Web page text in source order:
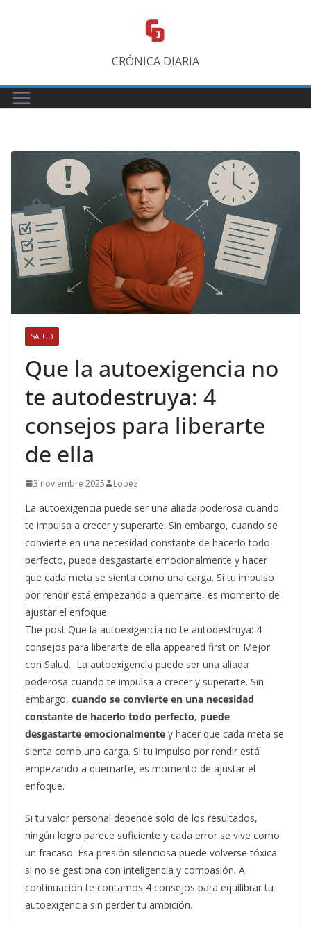
CRÓNICA DIARIA
SALUD
Que la autoexigencia no
te autodestruya: 4
consejos para liberarte
de ella
3 noviembre 2025 Lopez
La autoexigencia puede ser una aliada poderosa cuando
te impulsa a crecer y superarte. Sin embargo, cuando se
convierte en una necesidad constante de hacerlo todo
perfecto, puede desgastarte emocionalmente y hacer
que cada meta se sienta como una carga. Si tu impulso
por rendir está empezando a quemarte, es momento de
ajustar el enfoque.
The post Que la autoexigencia no te autodestruya: 4
consejos para liberarte de ella appeared first on Mejor
con Salud. La autoexigencia puede ser una aliada
poderosa cuando te impulsa a crecer y superarte. Sin
embargo, cuando se convierte en una necesidad
constante de hacerlo todo perfecto, puede
desgastarte emocionalmente y hacer que cada meta se
sienta como una carga. Si tu impulso por rendir está
empezando a quemarte, es momento de ajustar el
enfoque.
Si tu valor personal depende solo de los resultados,
ningún logro parece suficiente y cada error se vive como
un fracaso. Esa presión silenciosa puede volverse tóxica
si no se gestiona con inteligencia y compasión. A
continuación te contamos 4 consejos para equilibrar tu
autoexigencia sin perder tu ambición.